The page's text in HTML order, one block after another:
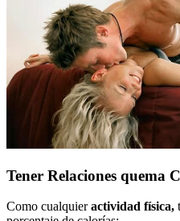
Tener Relaciones quema
Como cualquieractividad física,